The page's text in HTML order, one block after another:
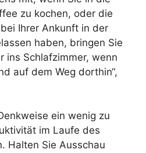
zu kochen, oder die
Ihrer Ankunft in der
haben, bringen Sie
ins Schlafzimmer, wenn
auf dem Weg dorthin“,
ein wenig zu
im Laufe des
Halten Sie Ausschau